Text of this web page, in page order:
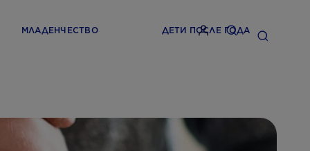
МЛАДЕНЧЕСТВО ДЕТИ ПОСЛЕ ГОДА